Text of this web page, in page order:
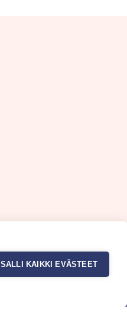
SALLI KAIKKI EVÄSTEET